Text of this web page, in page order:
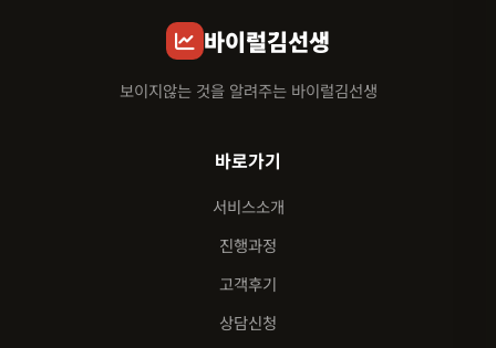
바이럴김선생
보이지않는 것을 알려주는 바이럴김선생
바로가기
서비스소개
진행과정
고객후기
상담신청